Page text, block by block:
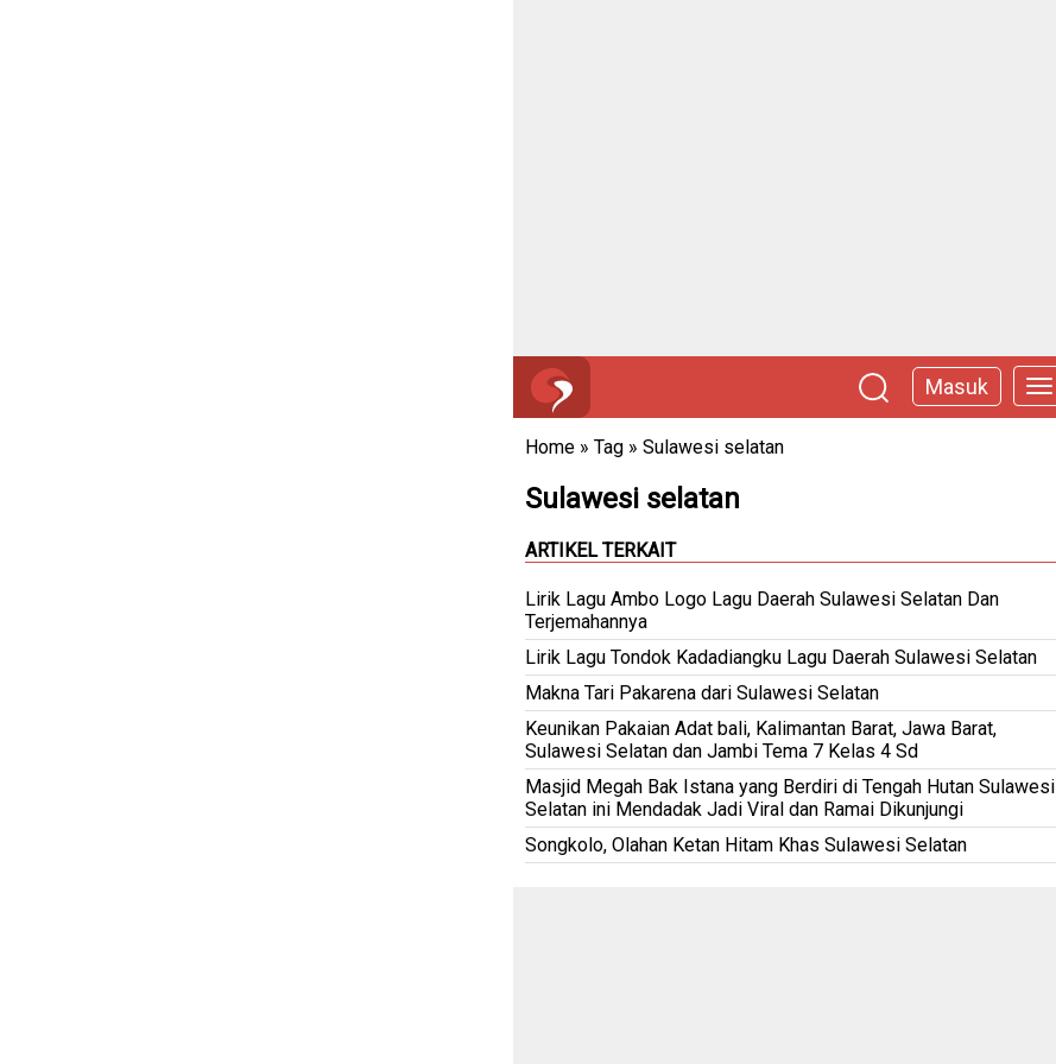
Masuk
Home » Tag » Sulawesi selatan
Sulawesi selatan
ARTIKEL TERKAIT
Lirik Lagu Ambo Logo Lagu Daerah Sulawesi Selatan Dan
Terjemahannya
Lirik Lagu Tondok Kadadiangku Lagu Daerah Sulawesi Selatan
Makna Tari Pakarena dari Sulawesi Selatan
Keunikan Pakaian Adat bali, Kalimantan Barat, Jawa Barat,
Sulawesi Selatan dan Jambi Tema 7 Kelas 4 Sd
Masjid Megah Bak Istana yang Berdiri di Tengah Hutan Sulawesi
Selatan ini Mendadak Jadi Viral dan Ramai Dikunjungi
Songkolo, Olahan Ketan Hitam Khas Sulawesi Selatan